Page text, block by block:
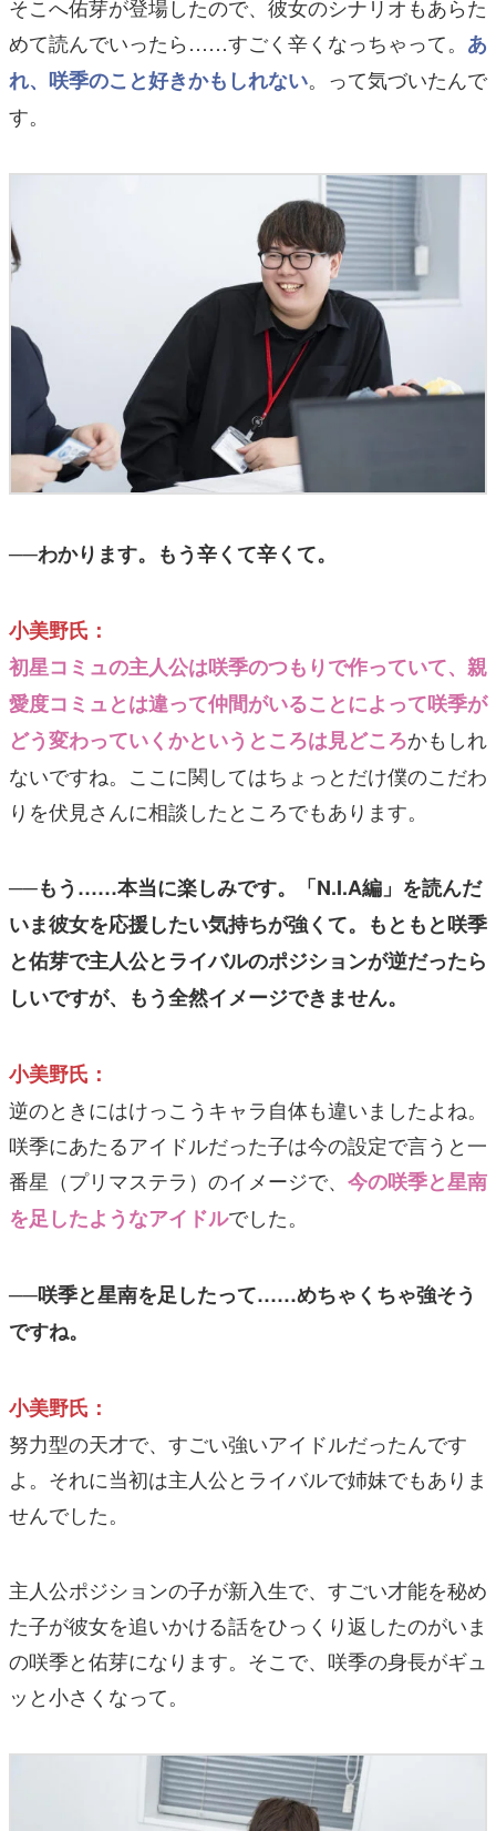
そこへ佑芽が登場したので、彼女のシナリオもあらた
めて読んでいったら……すごく辛くなっちゃって。 あ
れ、咲季のこと好きかもしれない。って気づいたんで
す。
──わかります。もう辛くて辛くて。
小美野氏：
初星コミュの主人公は咲季のつもりで作っていて、親
愛度コミュとは違って仲間がいることによって咲季が
どう変わっていくかというところは見どころかもしれ
ないですね。ここに関してはちょっとだけ僕のこだわ
りを伏見さんに相談したところでもあります。
──もう……本当に楽しみです。「N.I.A編」を読んだ
いま彼女を応援したい気持ちが強くて。もともと咲季
と佑芽で主人公とライバルのポジションが逆だったら
しいですが、もう全然イメージできません。
小美野氏：
逆のときにはけっこうキャラ自体も違いましたよね。
咲季にあたるアイドルだった子は今の設定で言うと一
番星（プリマステラ）のイメージで、 今の咲季と星南
を足したようなアイドルでした。
──咲季と星南を足したって……めちゃくちゃ強そう
ですね。
小美野氏：
努力型の天才で、すごい強いアイドルだったんです
よ。それに当初は主人公とライバルで姉妹でもありま
せんでした。
主人公ポジションの子が新入生で、すごい才能を秘め
た子が彼女を追いかける話をひっくり返したのがいま
の咲季と佑芽になります。そこで、咲季の身長がギュ
ッと小さくなって。